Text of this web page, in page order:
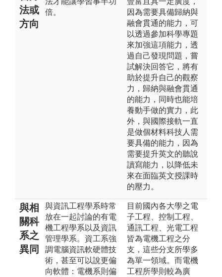
法或
方向
倍。
因為需要具備歸納與
融會貫通的能力，可
以透過參加科學專題
來加強這項能力，透
過自己發現問題，嘗
試解決回答它，將有
助於提升自己的觀察
力，歸納與融會貫通
的能力，同時也能培
養動手做的實力，此
外，與國際接軌一直
是做個材料科技人需
要具備的能力，因為
需要提升英文的聽說
讀寫能力，以降低未
來在面臨英文授課時
的壓力。
與相
關科
系之
異同
與資訊工程學系時常
放在一起討論的有電
機工程學系以及資訊
管理學系。資工系強
調電腦資訊軟硬體技
術，甚至可以說更偏
向軟體：電機系則偏
目前國內各大學之電
子工程、控制工程、
通訊工程、光電工程
皆為電機工程之分
支，這些分支所學多
為單一領域。而電機
工程所學則較為廣